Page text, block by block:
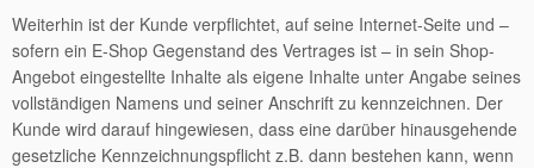
Weiterhin ist der Kunde verpflichtet, auf seine Internet-Seite und –
sofern ein E-Shop Gegenstand des Vertrages ist – in sein Shop-
Angebot eingestellte Inhalte als eigene Inhalte unter Angabe seines
vollständigen Namens und seiner Anschrift zu kennzeichnen. Der
Kunde wird darauf hingewiesen, dass eine darüber hinausgehende
gesetzliche Kennzeichnungspflicht z.B. dann bestehen kann, wenn